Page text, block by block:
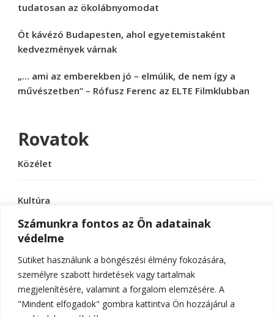
Számunkra fontos az Ön adatainak
védelme
Sütiket használunk a böngészési élmény fokozására,
személyre szabott hirdetések vagy tartalmak
megjelenítésére, valamint a forgalom elemzésére. A
"Mindent elfogadok" gombra kattintva Ön hozzájárul a
tudatosan az ökolábnyomodat
Öt kávézó Budapesten, ahol egyetemistaként
kedvezmények várnak
„… ami az emberekben jó – elmúlik, de nem így a
művészetben” – Rófusz Ferenc az ELTE Filmklubban
Rovatok
Közélet
Kultúra
Sport
Tudomány